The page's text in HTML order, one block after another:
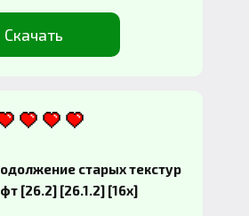
Скачать
старых текстур
[26.2] [26.1.2] [16x]